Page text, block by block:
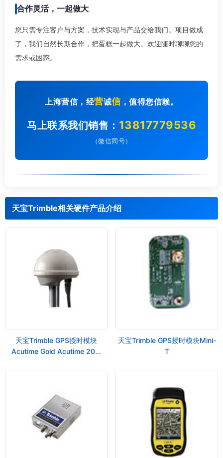
合作灵活，一起做大
您只需专注客户与方案，技术实现与产品交给我们。项目做成
了，我们自然长期合作，把蛋糕一起做大。欢迎随时聊聊您的
需求或困惑。
上海营信，经营诚信，值得您信赖。
马上联系我们销售： 13817779536
（微信同号）
天宝Trimble相关硬件产品介绍
天宝Trimble GPS授时模块
Acutime Gold Acutime 20...
天宝Trimble GPS授时模块Mini-
T